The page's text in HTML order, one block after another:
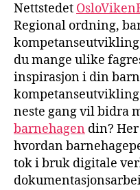
Nettstedet
Regional ordning,
du mange ulike
inspirasjon i din
neste gang vil bidra
barnehagen din?
hvordan
tok i bruk digitale